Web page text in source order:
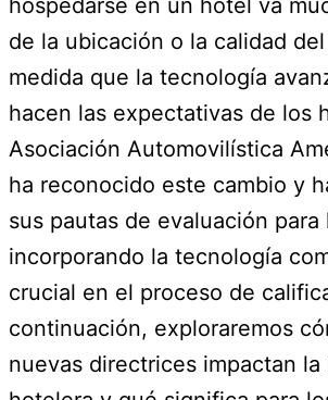
de la ubicación o la calidad
medida que la tecnología
hacen las expectativas de los
Asociación Automovilística
ha reconocido este cambio y
sus pautas de evaluación para
incorporando la tecnología
crucial en el proceso de
continuación, exploraremos
nuevas directrices impactan la